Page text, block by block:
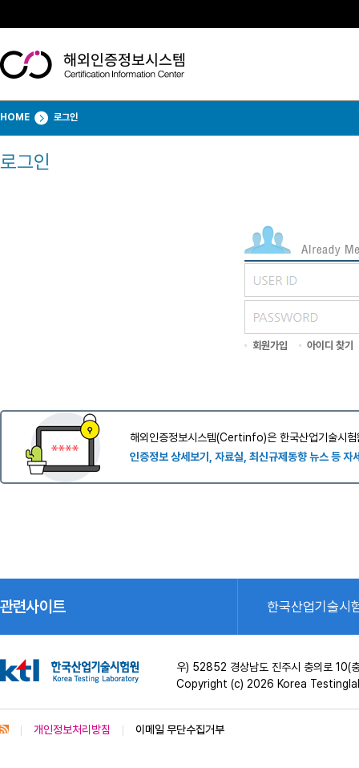
HOME 로그인
로그인
회원가입 아이디 찾기
해외인증정보시스템(Certinfo)은 한국산업기술시
인증정보 상세보기, 자료실, 최신규제동향 뉴스 등
관련사이트 한국산업기술시
우) 52852 경상남도 진주시 충의로 10(
Copyright (c) 2026 Korea
개인정보처리방침 이메일 무단수집거부